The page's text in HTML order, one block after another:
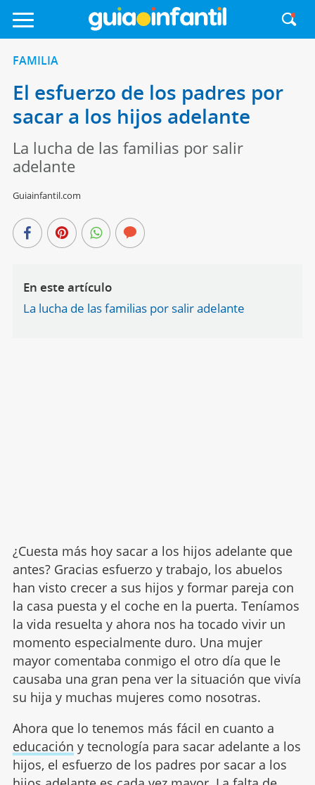
FAMILIA
El esfuerzo de los padres por
sacar a los hijos adelante
La lucha de las familias por salir
adelante
Guiainfantil.com
En este artículo
La lucha de las familias por salir adelante
¿Cuesta más hoy sacar a los hijos adelante que
antes? Gracias esfuerzo y trabajo, los abuelos
han visto crecer a sus hijos y formar pareja con
la casa puesta y el coche en la puerta. Teníamos
la vida resuelta y ahora nos ha tocado vivir un
momento especialmente duro. Una mujer
mayor comentaba conmigo el otro día que le
causaba una gran pena ver la situación que vivía
su hija y muchas mujeres como nosotras.
Ahora que lo tenemos más fácil en cuanto a
educación y tecnología para sacar adelante a los
hijos, el esfuerzo de los padres por sacar a los